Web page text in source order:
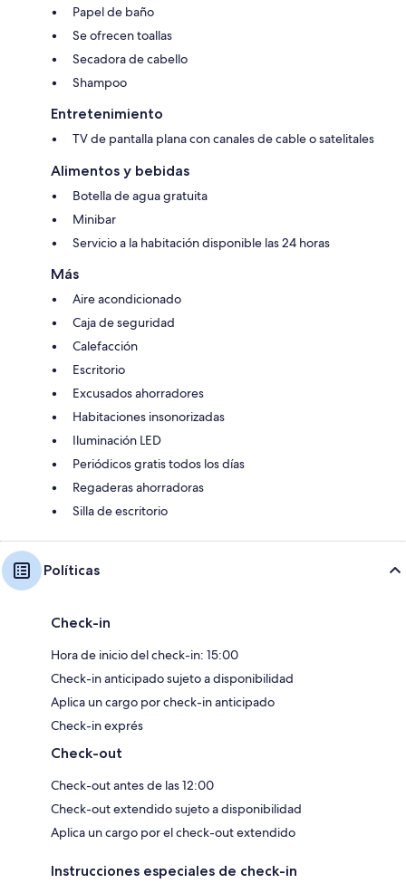
Papel de baño
Se ofrecen toallas
Secadora de cabello
Shampoo
Entretenimiento
TV de pantalla plana con canales de cable o satelitales
Alimentos y bebidas
Botella de agua gratuita
Minibar
Servicio a la habitación disponible las 24 horas
Más
Aire acondicionado
Caja de seguridad
Calefacción
Escritorio
Excusados ahorradores
Habitaciones insonorizadas
Iluminación LED
Periódicos gratis todos los días
Regaderas ahorradoras
Silla de escritorio
Políticas
Check-in
Hora de inicio del check-in: 15:00
Check-in anticipado sujeto a disponibilidad
Aplica un cargo por check-in anticipado
Check-in exprés
Check-out
Check-out antes de las 12:00
Check-out extendido sujeto a disponibilidad
Aplica un cargo por el check-out extendido
Instrucciones especiales de check-in